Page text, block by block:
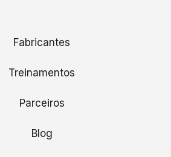
Fabricantes
Treinamentos
Parceiros
Blog